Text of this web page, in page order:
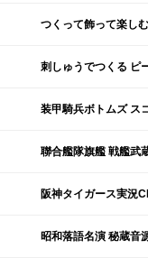
つくって飾って楽し
刺しゅうでつくる ピ
装甲騎兵ボトムズ ス
聯合艦隊旗艦 戦艦武
阪神タイガース実況
昭和落語名演 秘蔵音